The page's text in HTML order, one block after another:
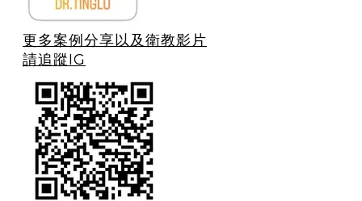
更多案例分享以及衛教影片
請追蹤IG